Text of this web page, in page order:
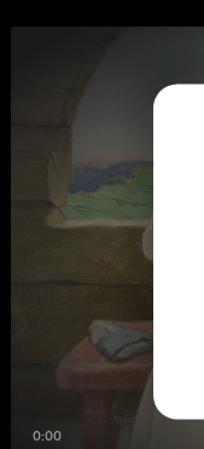
0:00